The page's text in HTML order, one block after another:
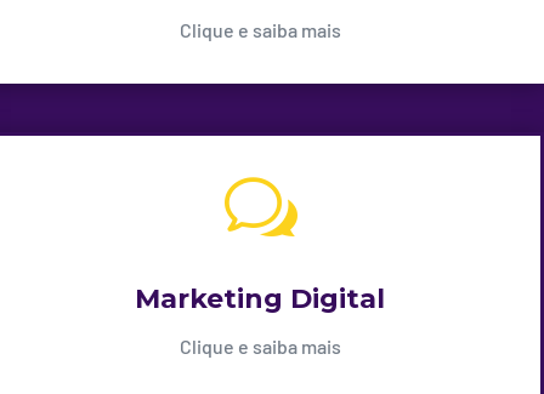
Clique e saiba mais
w
Marketing Digital
Clique e saiba mais